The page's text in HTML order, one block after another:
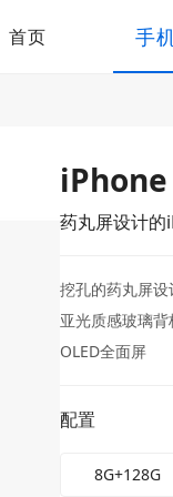
首页 手
药丸屏设计
挖孔的药丸屏设
亚光质感玻璃背
OLED全面屏
配置
8G+128G